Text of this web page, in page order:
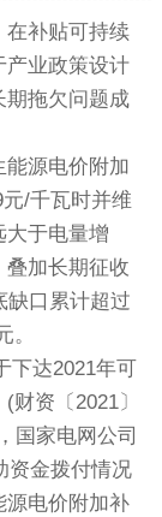
补贴可持续
产业政策设计
期拖欠问题成
源电价附加
/千瓦时并维
大于电量增
叠加长期征收
缺口累计超过
。
达2021年可
资〔2021〕
国家电网公司
资金拨付情况
源电价附加补